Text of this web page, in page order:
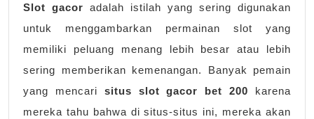
Slot gacor adalah istilah yang sering digunakan
untuk menggambarkan permainan slot yang
memiliki peluang menang lebih besar atau lebih
sering memberikan kemenangan. Banyak pemain
yang mencari situs slot gacor bet 200 karena
mereka tahu bahwa di situs-situs ini, mereka akan